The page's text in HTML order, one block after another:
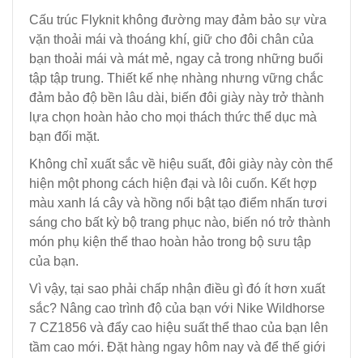
Cấu trúc Flyknit không đường may đảm bảo sự vừa
vặn thoải mái và thoáng khí, giữ cho đôi chân của
bạn thoải mái và mát mẻ, ngay cả trong những buổi
tập tập trung. Thiết kế nhẹ nhàng nhưng vững chắc
đảm bảo độ bền lâu dài, biến đôi giày này trở thành
lựa chọn hoàn hảo cho mọi thách thức thể dục mà
bạn đối mặt.
Không chỉ xuất sắc về hiệu suất, đôi giày này còn thể
hiện một phong cách hiện đại và lôi cuốn. Kết hợp
màu xanh lá cây và hồng nổi bật tạo điểm nhấn tươi
sáng cho bất kỳ bộ trang phục nào, biến nó trở thành
món phụ kiện thể thao hoàn hảo trong bộ sưu tập
của bạn.
Vì vậy, tại sao phải chấp nhận điều gì đó ít hơn xuất
sắc? Nâng cao trình độ của bạn với Nike Wildhorse
7 CZ1856 và đẩy cao hiệu suất thể thao của bạn lên
tầm cao mới. Đặt hàng ngay hôm nay và để thế giới